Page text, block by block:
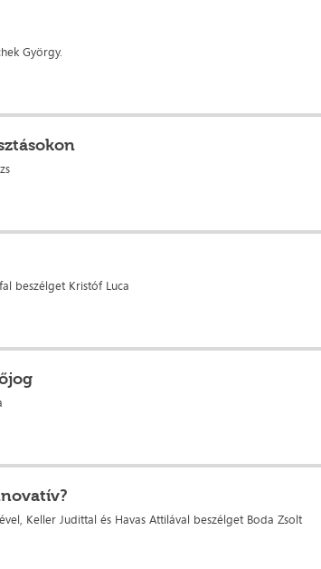
György.
beszélget Kristóf Luca
Keller Judittal és Havas Attilával beszélget Boda Zsolt